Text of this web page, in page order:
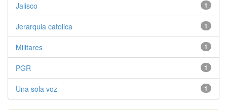
1
Jalisco
1
Jerarquia catolica
1
Militares
1
PGR
1
Una sola voz